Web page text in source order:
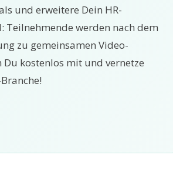
und erweitere Dein HR-
Teilnehmende werden nach dem
zu gemeinsamen Video-
Du kostenlos mit und vernetze